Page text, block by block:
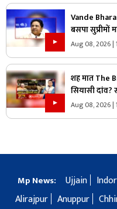
Vande
बसपा सुप्रीमों
महाभारत?
Aug 08, 2026 |
शह मात The
सियासी दांव?
उठाए सवाल,
Aug 08, 2026 |
Mp News: Ujjain
Alirajpur Anuppur